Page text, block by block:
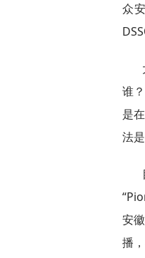
众
谁
是
法
安
播